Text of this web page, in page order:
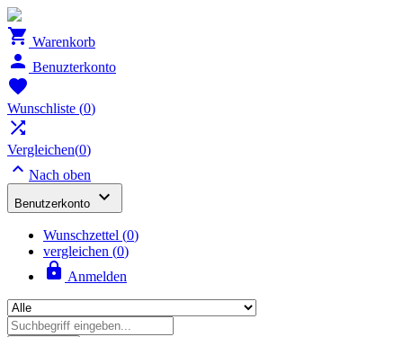
 Warenkorb
 Benuzterkonto

Wunschliste (0)

Vergleichen(0)
 Nach oben
Benutzerkonto 
Wunschzettel (0)
vergleichen (0)
 Anmelden